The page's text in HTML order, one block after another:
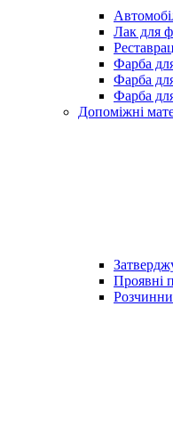
Лак для
Фарба
Фарба
Фарба
Допоміжні
Проявні